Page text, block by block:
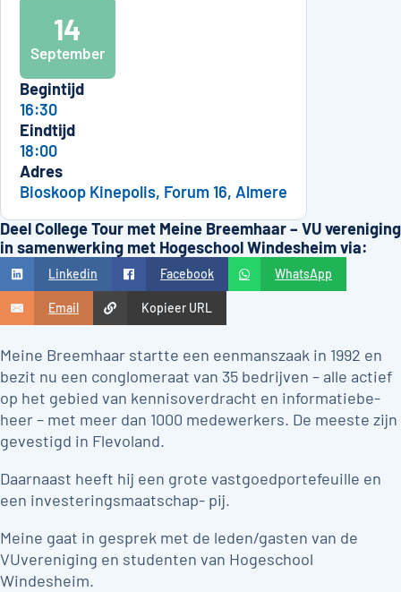
14
September
Begintijd
16:30
Eindtijd
18:00
Adres
Bioskoop Kinepolis, Forum 16, Almere
Deel College Tour met Meine Breemhaar – VU vereniging
in samenwerking met Hogeschool Windesheim via:
Linkedin Facebook WhatsApp
Email Kopieer URL
Meine Breemhaar startte een eenmanszaak in 1992 en
bezit nu een conglomeraat van 35 bedrijven – alle actief
op het gebied van kennisoverdracht en informatiebe-
heer – met meer dan 1000 medewerkers. De meeste zijn
gevestigd in Flevoland.
Daarnaast heeft hij een grote vastgoedportefeuille en
een investeringsmaatschap- pij.
Meine gaat in gesprek met de leden/gasten van de
VUvereniging en studenten van Hogeschool
Windesheim.